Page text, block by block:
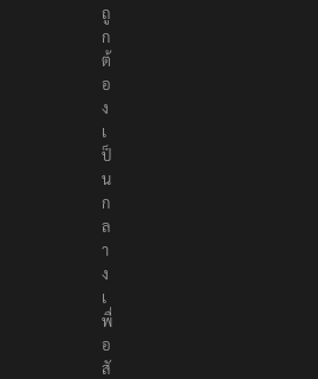
ถู
ก
ต้
อ
ง
เ
ป็
น
ก
ล
า
ง
เ
พื่
อ
สั